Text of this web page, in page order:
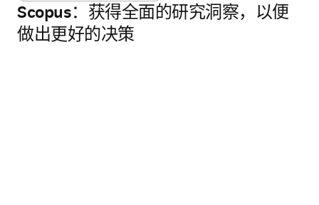
Scopus：获得全面的研究洞察，以便
做出更好的决策